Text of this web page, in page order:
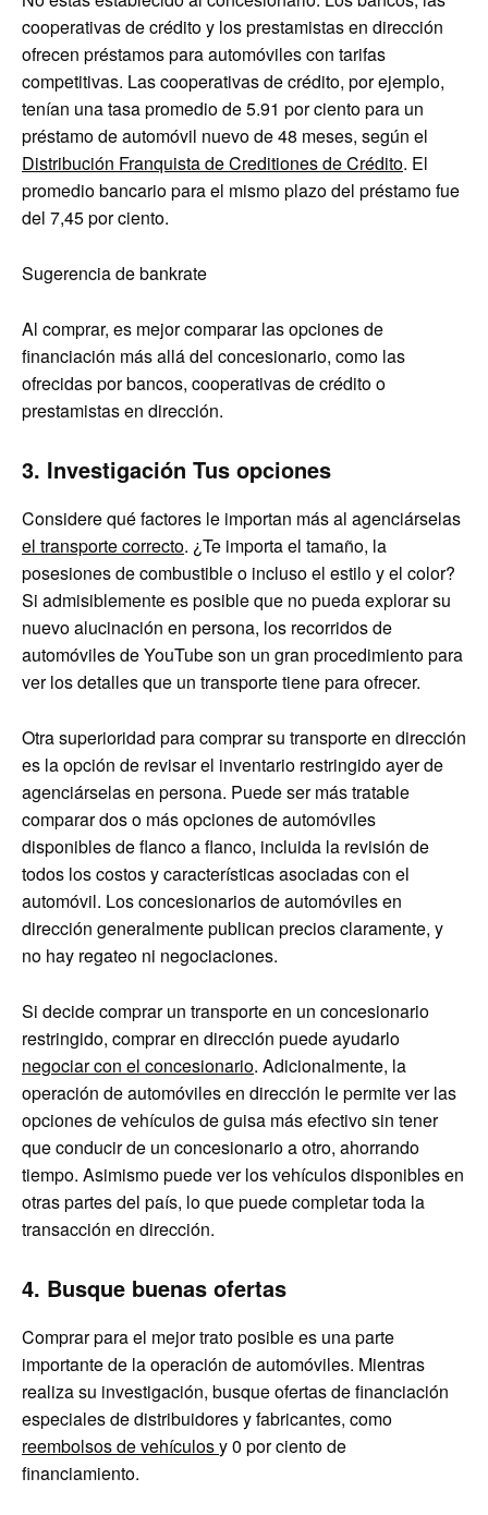
cooperativas de crédito y los prestamistas en dirección
ofrecen préstamos para automóviles con tarifas
competitivas. Las cooperativas de crédito, por ejemplo,
tenían una tasa promedio de 5.91 por ciento para un
préstamo de automóvil nuevo de 48 meses, según el
Distribución Franquista de Creditiones de Crédito. El
promedio bancario para el mismo plazo del préstamo fue
del 7,45 por ciento.
Sugerencia de bankrate
Al comprar, es mejor comparar las opciones de
financiación más allá del concesionario, como las
ofrecidas por bancos, cooperativas de crédito o
prestamistas en dirección.
3. Investigación Tus opciones
Considere qué factores le importan más al agenciárselas
el transporte correcto. ¿Te importa el tamaño, la
posesiones de combustible o incluso el estilo y el color?
Si admisiblemente es posible que no pueda explorar su
nuevo alucinación en persona, los recorridos de
automóviles de YouTube son un gran procedimiento para
ver los detalles que un transporte tiene para ofrecer.
Otra superioridad para comprar su transporte en dirección
es la opción de revisar el inventario restringido ayer de
agenciárselas en persona. Puede ser más tratable
comparar dos o más opciones de automóviles
disponibles de flanco a flanco, incluida la revisión de
todos los costos y características asociadas con el
automóvil. Los concesionarios de automóviles en
dirección generalmente publican precios claramente, y
no hay regateo ni negociaciones.
Si decide comprar un transporte en un concesionario
restringido, comprar en dirección puede ayudarlo
negociar con el concesionario. Adicionalmente, la
operación de automóviles en dirección le permite ver las
opciones de vehículos de guisa más efectivo sin tener
que conducir de un concesionario a otro, ahorrando
tiempo. Asimismo puede ver los vehículos disponibles en
otras partes del país, lo que puede completar toda la
transacción en dirección.
4. Busque buenas ofertas
Comprar para el mejor trato posible es una parte
importante de la operación de automóviles. Mientras
realiza su investigación, busque ofertas de financiación
especiales de distribuidores y fabricantes, como
reembolsos de vehículosy 0 por ciento de
financiamiento.